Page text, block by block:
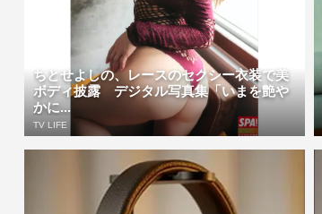
ちとせよしの、レースのセクシー衣装で美
ボディ披露 デジタル写真集「いまを艶や
かに...
TV LIFE